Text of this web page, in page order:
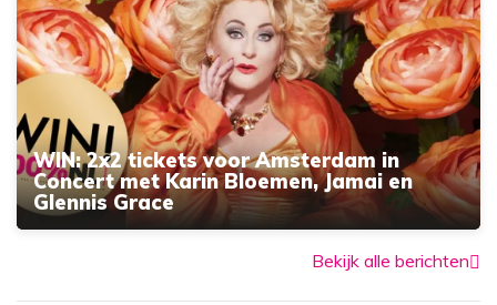
WIN: 2x2 tickets voor Amsterdam in
Concert met Karin Bloemen, Jamai en
Glennis Grace
Bekijk alle berichten